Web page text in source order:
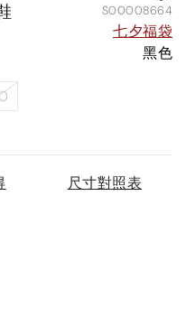
S00008664
七夕福袋
黑色
尺寸對照表